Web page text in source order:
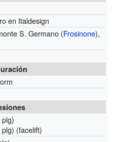
en Italdesign
S. Germano (Frosinone),
(facelift)